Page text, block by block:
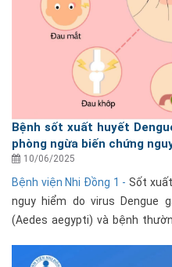
Bệnh sốt xuất huyết
phòng ngừa biến chứng
10/06/2025
Bệnh viện Nhi Đồng 1 -Sốt
nguy hiểm do virus Dengue
(Aedes aegypti) và bệnh